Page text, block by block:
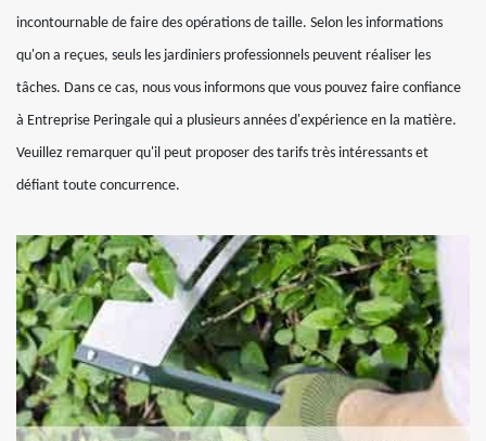
incontournable de faire des opérations de taille. Selon les informations
qu'on a reçues, seuls les jardiniers professionnels peuvent réaliser les
tâches. Dans ce cas, nous vous informons que vous pouvez faire confiance
à Entreprise Peringale qui a plusieurs années d'expérience en la matière.
Veuillez remarquer qu'il peut proposer des tarifs très intéressants et
défiant toute concurrence.